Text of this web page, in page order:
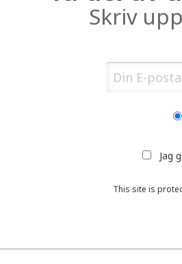
Skriv
Jag
This site is